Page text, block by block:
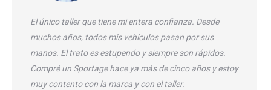
El único taller que tiene mi entera confianza. Desde
muchos años, todos mis vehículos pasan por sus
manos. El trato es estupendo y siempre son rápidos.
Compré un Sportage hace ya más de cinco años y estoy
muy contento con la marca y con el taller.